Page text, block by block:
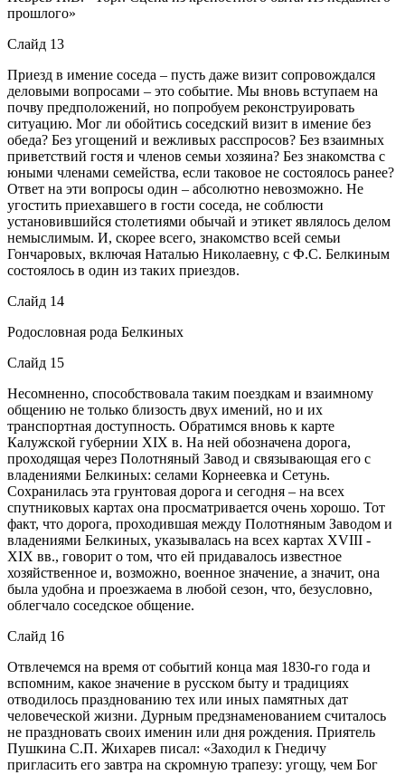
прошлого»
Слайд 13
Приезд в имение соседа – пусть даже визит сопровождался
деловыми вопросами – это событие. Мы вновь вступаем на
почву предположений, но попробуем реконструировать
ситуацию. Мог ли обойтись соседский визит в имение без
обеда? Без угощений и вежливых расспросов? Без взаимных
приветствий гостя и членов семьи хозяина? Без знакомства с
юными членами семейства, если таковое не состоялось ранее?
Ответ на эти вопросы один – абсолютно невозможно. Не
угостить приехавшего в гости соседа, не соблюсти
установившийся столетиями обычай и этикет являлось делом
немыслимым. И, скорее всего, знакомство всей семьи
Гончаровых, включая Наталью Николаевну, с Ф.С. Белкиным
состоялось в один из таких приездов.
Слайд 14
Родословная рода Белкиных
Слайд 15
Несомненно, способствовала таким поездкам и взаимному
общению не только близость двух имений, но и их
транспортная доступность. Обратимся вновь к карте
Калужской губернии XIX в. На ней обозначена дорога,
проходящая через Полотняный Завод и связывающая его с
владениями Белкиных: селами Корнеевка и Сетунь.
Сохранилась эта грунтовая дорога и сегодня – на всех
спутниковых картах она просматривается очень хорошо. Тот
факт, что дорога, проходившая между Полотняным Заводом и
владениями Белкиных, указывалась на всех картах XVIII -
XIX вв., говорит о том, что ей придавалось известное
хозяйственное и, возможно, военное значение, а значит, она
была удобна и проезжаема в любой сезон, что, безусловно,
облегчало соседское общение.
Слайд 16
Отвлечемся на время от событий конца мая 1830-го года и
вспомним, какое значение в русском быту и традициях
отводилось празднованию тех или иных памятных дат
человеческой жизни. Дурным предзнаменованием считалось
не праздновать своих именин или дня рождения. Приятель
Пушкина С.П. Жихарев писал: «Заходил к Гнедичу
пригласить его завтра на скромную трапезу: угощу, чем Бог